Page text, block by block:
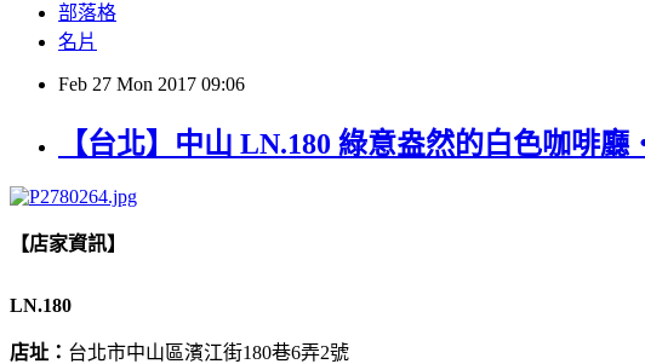
部落格
名片
Feb 27 Mon 2017 09:06
【台北】中山 LN.180 綠意盎然的白色咖啡
【店家資訊】
LN.180
店址： 台北市中山區濱江街180巷6弄2號